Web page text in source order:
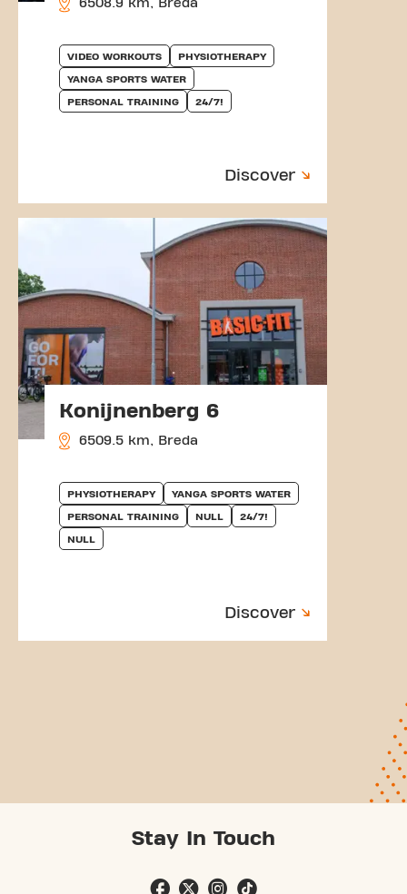
6508.9 km, Breda
VIDEO WORKOUTS PHYSIOTHERAPY
YANGA SPORTS WATER
PERSONAL TRAINING 24/7!
Discover
Konijnenberg 6
6509.5 km, Breda
PHYSIOTHERAPY YANGA SPORTS WATER
PERSONAL TRAINING NULL 24/7!
NULL
Discover
Stay In Touch